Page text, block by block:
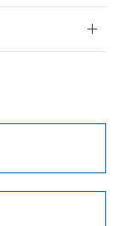
下を必ずお読
承認
ス
KR型式
（韓国